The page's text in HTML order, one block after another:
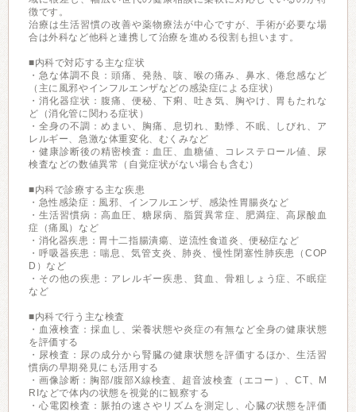
徴です。
治療は生活習慣の改善や薬物療法が中心ですが、手術が必要な場
合は外科など他科と連携して治療を進める役割も担います。
■内科で対応する主な症状
・急な体調不良：頭痛、発熱、咳、喉の痛み、鼻水、倦怠感など
（主に風邪やインフルエンザなどの感染症による症状）
・消化器症状：腹痛、便秘、下痢、吐き気、胸やけ、胃もたれな
ど（消化管に関わる症状）
・全身の不調：めまい、胸痛、息切れ、動悸、不眠、しびれ、ア
レルギー、急激な体重変化、むくみなど
・健康診断後の精密検査：血圧、血糖値、コレステロール値、尿
検査などの数値異常（自覚症状がない場合も含む）
■内科で診療する主な疾患
・急性感染症：風邪、インフルエンザ、感染性胃腸炎など
・生活習慣病：高血圧、糖尿病、脂質異常症、肥満症、高尿酸血
症（痛風）など
・消化器疾患：胃十二指腸潰瘍、逆流性食道炎、便秘症など
・呼吸器疾患：喘息、気管支炎、肺炎、慢性閉塞性肺疾患（COP
D）など
・その他の疾患：アレルギー疾患、貧血、骨粗しょう症、不眠症
など
■内科で行う主な検査
・血液検査：採血し、栄養状態や炎症の有無など全身の健康状態
を評価する
・尿検査：尿の成分から腎臓の健康状態を評価するほか、生活習
慣病の早期発見にも活用する
・画像診断：胸部/腹部X線検査、超音波検査（エコー）、CT、M
RIなどで体内の状態を視覚的に観察する
・心電図検査：脈拍の速さやリズムを測定し、心臓の状態を評価